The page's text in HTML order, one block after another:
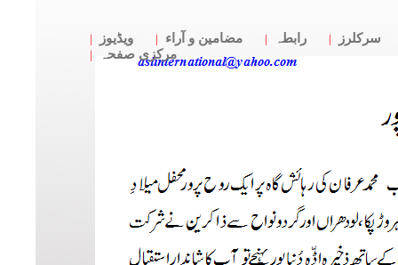
سرکلرز رابطہ مضامین و آراء
ویڈیوز
مرکزی صفحہ